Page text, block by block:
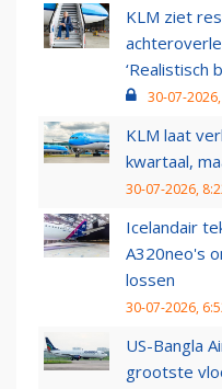
KLM ziet
‘Realistisch
30-07-
KLM laat
kwartaal,
30-07-2026,
Icelandair
A320neo's
lossen
30-07-2026,
US-Bangla
grootste